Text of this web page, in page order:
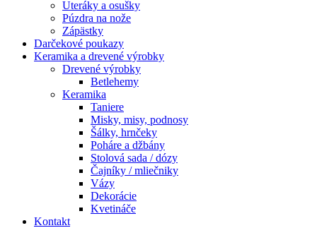
Uteráky a osušky
Púzdra na nože
Zápästky
Darčekové poukazy
Keramika a drevené výrobky
Drevené výrobky
Betlehemy
Keramika
Taniere
Misky, misy, podnosy
Šálky, hrnčeky
Poháre a džbány
Stolová sada / dózy
Čajníky / mliečniky
Vázy
Dekorácie
Kvetináče
Kontakt